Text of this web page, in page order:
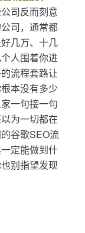
司反而刻意
司，通常都
几万、十几
人围着你进
流程套路让
本没有多少
一句接一句
为一切都在
谷歌SEO流
定能做到什
别指望发现